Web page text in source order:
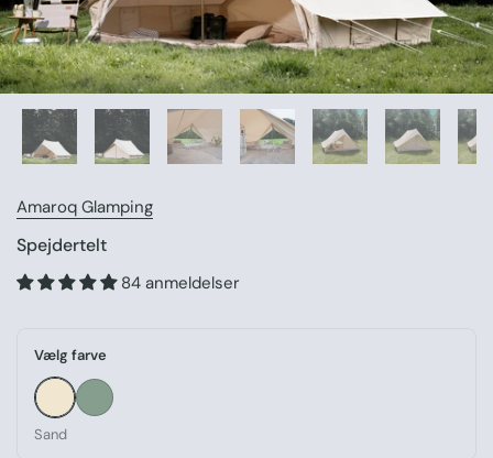
Amaroq Glamping
Spejdertelt
84 anmeldelser
Vælg farve
SandGrøn
Sand